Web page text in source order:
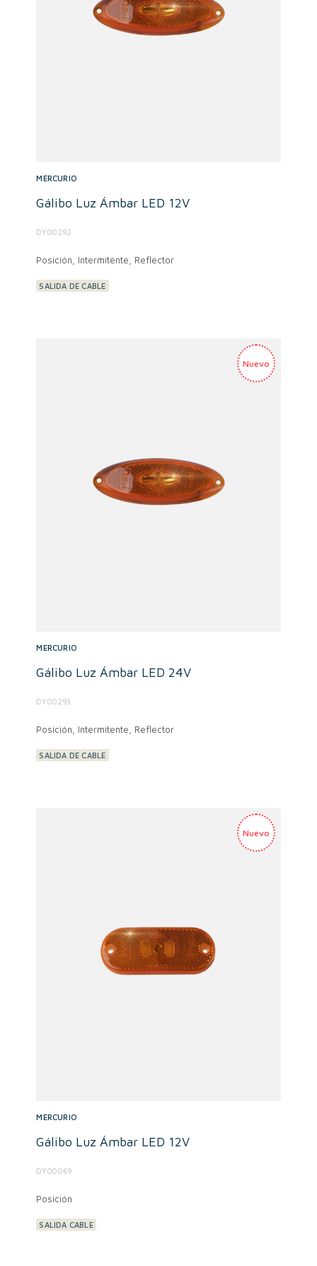
MERCURIO
Gálibo Luz Ámbar LED 12V
DY00292
Posición, Intermitente, Reflector
SALIDA DE CABLE
MERCURIO
Gálibo Luz Ámbar LED 24V
DY00293
Posición, Intermitente, Reflector
SALIDA DE CABLE
MERCURIO
Gálibo Luz Ámbar LED 12V
DY00069
Posición
SALIDA CABLE